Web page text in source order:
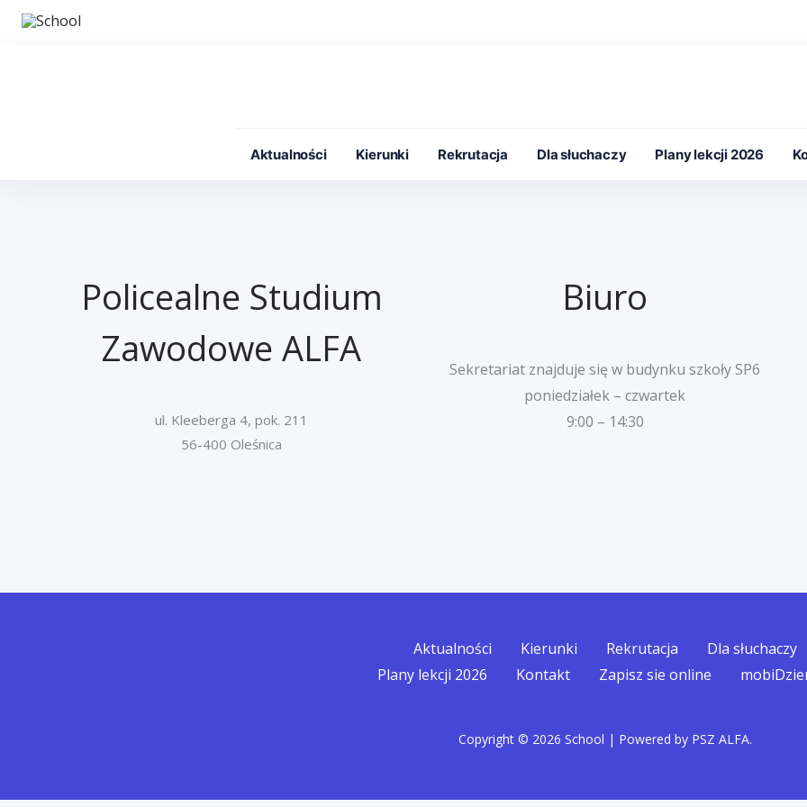
Przejdź
Aktualności Kierunki Rekrutacja Dla słuchaczy Plany lekcji 2026
Policealne Studium
Zawodowe ALFA
ul. Kleeberga 4, pok. 211
56-400 Oleśnica
Biuro
Sekretariat znajduje się w budynku szkoły SP6
poniedziałek – czwartek
9:00 – 14:30
Aktualności Kierunki Rekrutacja
Dla słuchaczy
Plany lekcji 2026
Kontakt Zapisz sie online
Copyright © 2026 School | Powered by PSZ ALFA.